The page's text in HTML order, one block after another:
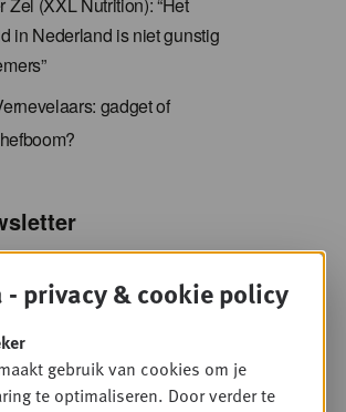
in Nederland is niet gunstig
gadget of
& foodservice!
- privacy & cookie policy
gebruik van cookies om je
te optimaliseren. Door verder te